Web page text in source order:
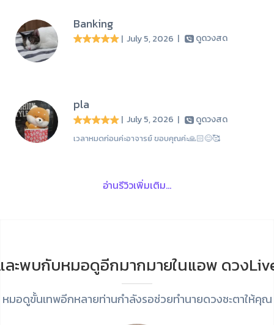
Banking
| July 5, 2026 | ดูดวงสด
pla
| July 5, 2026 | ดูดวงสด
เวลาหมดก่อนค่ะอาจารย์ ขอบคุณค่ะ🙏🏻😊🥰
อ่านรีวิวเพิ่มเติม...
ละพบกับหมอดูอีกมากมายในแอพ ดวง
หมอดูขั้นเทพอีกหลายท่านกำลังรอช่วยทำนายดวงชะตาให้คุณ